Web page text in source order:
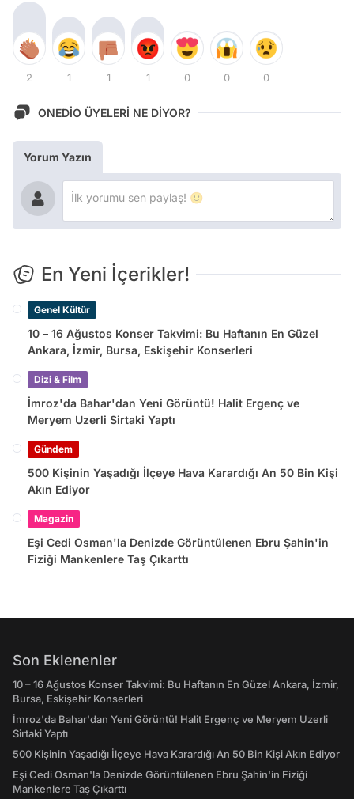
2 1 1 1 0 0 0
ONEDİO ÜYELERİ NE DİYOR?
Yorum Yazın
En Yeni İçerikler!
Genel Kültür
10 – 16 Ağustos Konser Takvimi: Bu Haftanın En Güzel
Ankara, İzmir, Bursa, Eskişehir Konserleri
Dizi & Film
İmroz'da Bahar'dan Yeni Görüntü! Halit Ergenç ve
Meryem Uzerli Sirtaki Yaptı
Gündem
500 Kişinin Yaşadığı İlçeye Hava Karardığı An 50 Bin Kişi
Akın Ediyor
Magazin
Eşi Cedi Osman'la Denizde Görüntülenen Ebru Şahin'in
Fiziği Mankenlere Taş Çıkarttı
Son Eklenenler
10 – 16 Ağustos Konser Takvimi: Bu Haftanın En Güzel Ankara, İzmir,
Bursa, Eskişehir Konserleri
İmroz'da Bahar'dan Yeni Görüntü! Halit Ergenç ve Meryem Uzerli
Sirtaki Yaptı
500 Kişinin Yaşadığı İlçeye Hava Karardığı An 50 Bin Kişi Akın Ediyor
Eşi Cedi Osman'la Denizde Görüntülenen Ebru Şahin'in Fiziği
Mankenlere Taş Çıkarttı